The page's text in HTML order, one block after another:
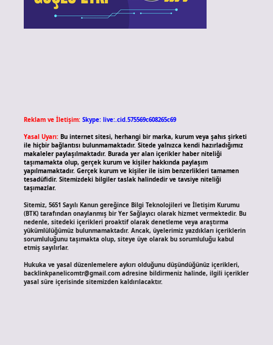
Reklam ve İletişim: Skype: live:.cid.575569c608265c69
Yasal Uyarı: Bu internet sitesi, herhangi bir marka, kurum veya şahıs şirketi
ile hiçbir bağlantısı bulunmamaktadır. Sitede yalnızca kendi hazırladığımız
makaleler paylaşılmaktadır. Burada yer alan içerikler haber niteliği
taşımamakta olup, gerçek kurum ve kişiler hakkında paylaşım
yapılmamaktadır. Gerçek kurum ve kişiler ile isim benzerlikleri tamamen
tesadüfidir. Sitemizdeki bilgiler taslak halindedir ve tavsiye niteliği
taşımazlar.
Sitemiz, 5651 Sayılı Kanun gereğince Bilgi Teknolojileri ve İletişim Kurumu
(BTK) tarafından onaylanmış bir Yer Sağlayıcı olarak hizmet vermektedir. Bu
nedenle, sitedeki içerikleri proaktif olarak denetleme veya araştırma
yükümlülüğümüz bulunmamaktadır. Ancak, üyelerimiz yazdıkları içeriklerin
sorumluluğunu taşımakta olup, siteye üye olarak bu sorumluluğu kabul
etmiş sayılırlar.
Hukuka ve yasal düzenlemelere aykırı olduğunu düşündüğünüz içerikleri,
backlinkpanelicomtr@gmail.comadresine bildirmeniz halinde, ilgili içerikler
yasal süre içerisinde sitemizden kaldırılacaktır.